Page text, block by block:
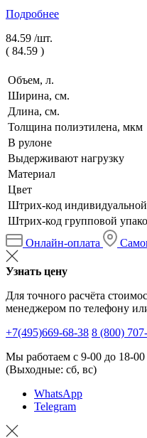
Подробнее
84.59 /шт.
( 84.59 )
Объем, л.
Ширина, см.
Длина, см.
Толщина полиэтилена, мкм
В рулоне
Выдерживают нагрузку
Материал
Цвет
Штрих-код
Штрих-код групповой
Онлайн-оплата
Узнать цену
Для точного расчёта
менеджером по телефону
+7(495)669-68-38 8 (800)
Мы работаем с 9-00 до 18-
(Выходные: сб, вс)
WhatsApp
Telegram